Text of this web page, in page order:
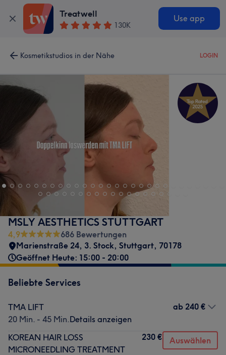
Treatwell
130K
Use app
Kosmetikstudios in der Nähe LOGIN
MSLY AESTHETICS STUTTGART
4,9
686 Bewertungen
Marienstraße 24, 3. Stock, Stuttgart, 70178
Geöffnet Heute: 15:00 - 20:00
Beliebte Services
TMA LIFT
20 Min. - 45 Min.Details anzeigen
ab 240 €
KOREAN HAIR LOSS
MICRONEEDLING TREATMENT
230 € Auswählen